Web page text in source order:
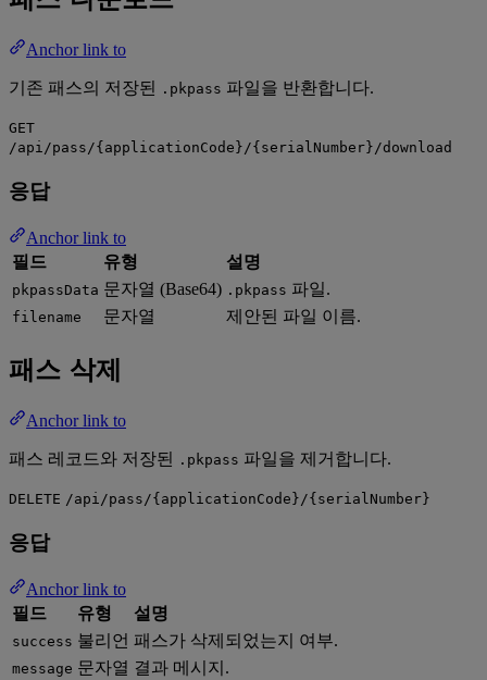
Anchor link to
기존 패스의 저장된 .pkpass 파일을 반환합니다.
GET
/api/pass/{applicationCode}/{serialNumber}/download
응답
Anchor link to
필드
유형 설명
pkpassData 문자열 (Base64) .pkpass 파일.
filename 문자열 제안된 파일 이름.
패스 삭제
Anchor link to
패스 레코드와 저장된 .pkpass 파일을 제거합니다.
DELETE /api/pass/{applicationCode}/{serialNumber}
응답
Anchor link to
필드
유형 설명
success 불리언 패스가 삭제되었는지 여부.
message 문자열 결과 메시지.